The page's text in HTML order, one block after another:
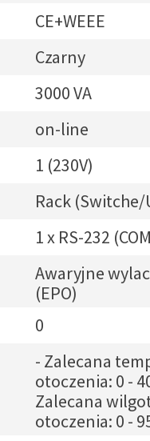
CE+WEEE
Czarny
3000 VA
on-line
1 (230V)
Rack (Switche/
1 x RS-232
Awaryjne
(EPO)
0
- Zalecana
otoczenia: 0 -
Zalecana
otoczenia: 0 -